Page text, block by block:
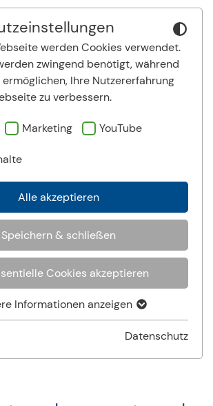
werden Cookies verwendet.
zwingend benötigt, während
Ihre Nutzererfahrung
zu verbessern.
Marketing YouTube
Alle akzeptieren
Speichern & schließen
Cookies akzeptieren
Informationen anzeigen
Datenschutz